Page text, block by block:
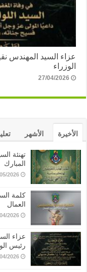
عزاء السيد المهندس
الوزراء
27/04/2026
الأخيرة الأشهر
تهنئة
المبارك
2026
كلمة
العمال
2026
عزاء
رئيس
2026